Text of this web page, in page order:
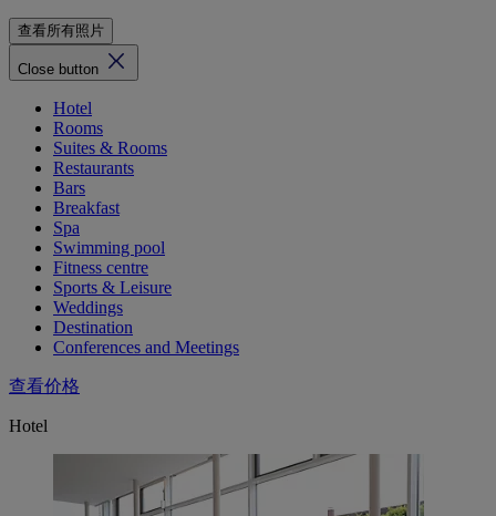
查看所有照片
Close button
Hotel
Rooms
Suites & Rooms
Restaurants
Bars
Breakfast
Spa
Swimming pool
Fitness centre
Sports & Leisure
Weddings
Destination
Conferences and Meetings
查看价格
Hotel